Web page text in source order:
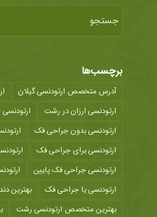
برچسب‌ها
آدرس متخصص ارتودنسی گیلان
ارتودنسی ارزان در رشت
ارتودنسی بدون جراحی فک
ارتودنسی برای جراحی فک
ارتودنسی جراحی فک پایین
ارتودنسی یا جراحی فک
بهترین
بهترین متخصص ارتودنسی رشت